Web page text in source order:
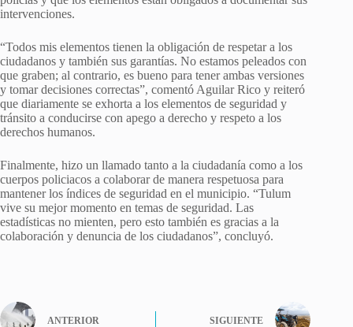
intervenciones.
“Todos mis elementos tienen la obligación de respetar a los
ciudadanos y también sus garantías. No estamos peleados con
que graben; al contrario, es bueno para tener ambas versiones
y tomar decisiones correctas”, comentó Aguilar Rico y reiteró
que diariamente se exhorta a los elementos de seguridad y
tránsito a conducirse con apego a derecho y respeto a los
derechos humanos.
Finalmente, hizo un llamado tanto a la ciudadanía como a los
cuerpos policiacos a colaborar de manera respetuosa para
mantener los índices de seguridad en el municipio. “Tulum
vive su mejor momento en temas de seguridad. Las
estadísticas no mienten, pero esto también es gracias a la
colaboración y denuncia de los ciudadanos”, concluyó.
ANTERIOR SIGUIENTE